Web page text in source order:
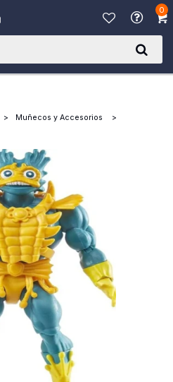
0
Muñecos y Accesorios